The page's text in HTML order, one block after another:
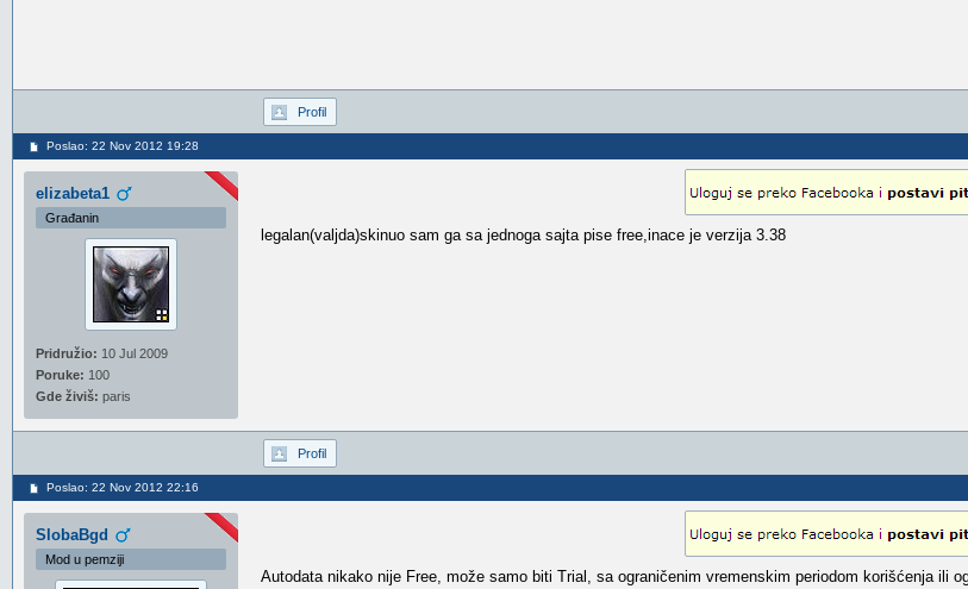
Profil
Poslao: 22 Nov 2012 19:28
elizabeta1
Građanin
Pridružio: 10 Jul 2009
Poruke: 100
Gde živiš: paris
legalan(valjda)skinuo sam ga sa jednoga sajta pise free,inace je verzija 3.38
Profil
Poslao: 22 Nov 2012 22:16
SlobaBgd
Mod u pemziji
Autodata nikako nije Free, može samo biti Trial, sa ograničenim vremenskim periodom korišćenja ili